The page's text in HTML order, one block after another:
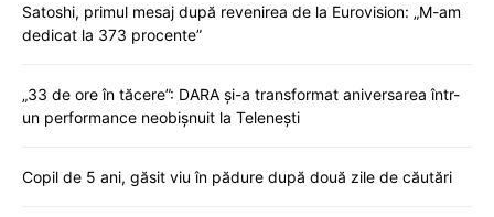
Satoshi, primul mesaj după revenirea de la Eurovision: „M-am
dedicat la 373 procente”
„33 de ore în tăcere”: DARA și-a transformat aniversarea într-
un performance neobișnuit la Telenești
Copil de 5 ani, găsit viu în pădure după două zile de căutări